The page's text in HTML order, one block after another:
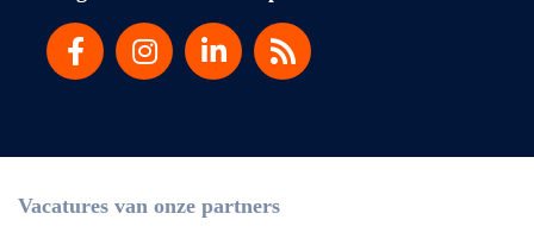
Vacatures van onze partners